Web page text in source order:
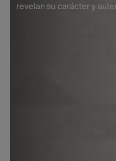
revelan su carácter y